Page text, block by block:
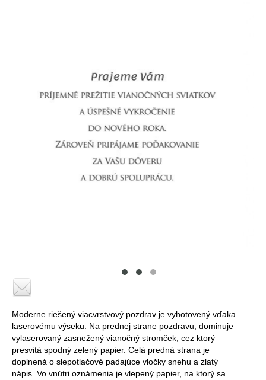
Moderne riešený viacvrstvový pozdrav je vyhotovený vďaka
laserovému výseku. Na prednej strane pozdravu, dominuje
vylaserovaný zasnežený vianočný stromček, cez ktorý
presvitá spodný zelený papier. Celá predná strana je
doplnená o slepotlačové padajúce vločky snehu a zlatý
nápis. Vo vnútri oznámenia je vlepený papier, na ktorý sa